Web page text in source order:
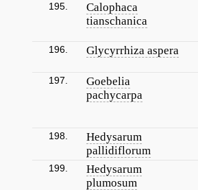
195.
Calophaca
tianschanica
196. Glycyrrhiza aspera
197.
Goebelia
pachycarpa
198.
Hedysarum
pallidiflorum
199.
Hedysarum
plumosum